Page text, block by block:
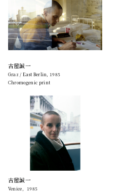
古屋誠一
Graz / East Berlin, 1985
Chromogenic print
古屋誠一
Venice，1985